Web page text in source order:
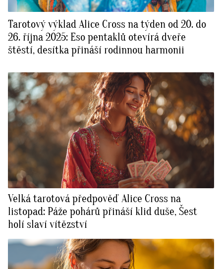
Tarotový výklad Alice Cross na týden od 20. do
26. října 2025: Eso pentaklů otevírá dveře
štěstí, desítka přináší rodinnou harmonii
Velká tarotová předpověď Alice Cross na
listopad: Páže pohárů přináší klid duše, Šest
holí slaví vítězství